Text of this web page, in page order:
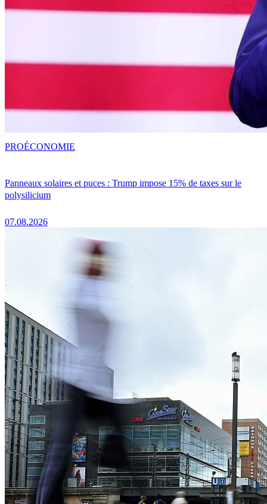
Panneaux solaires et puces : Trump impose 15% de taxes sur le
polysilicium
07.08.2026
PROÉCONOMIE